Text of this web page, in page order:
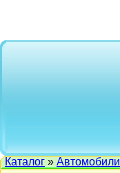
Каталог » Автомобили